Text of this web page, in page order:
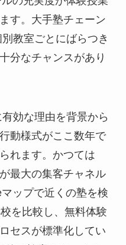
す。大手塾チェーン
教室ごとにばらつき
分なチャンスがあり
効な理由を背景から
動様式がここ数年で
れます。かつては
最大の集客チャネル
ップで近くの塾を検
を比較し、無料体験
セスが標準化してい